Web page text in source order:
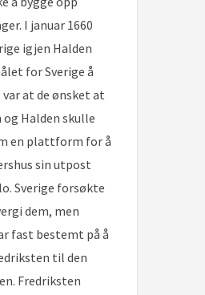
I januar 1660
igjen Halden
for Sverige å
at de ønsket at
Halden skulle
en plattform for å
sin utpost
Sverige forsøkte
dem, men
fast bestemt på å
til den
Fredriksten